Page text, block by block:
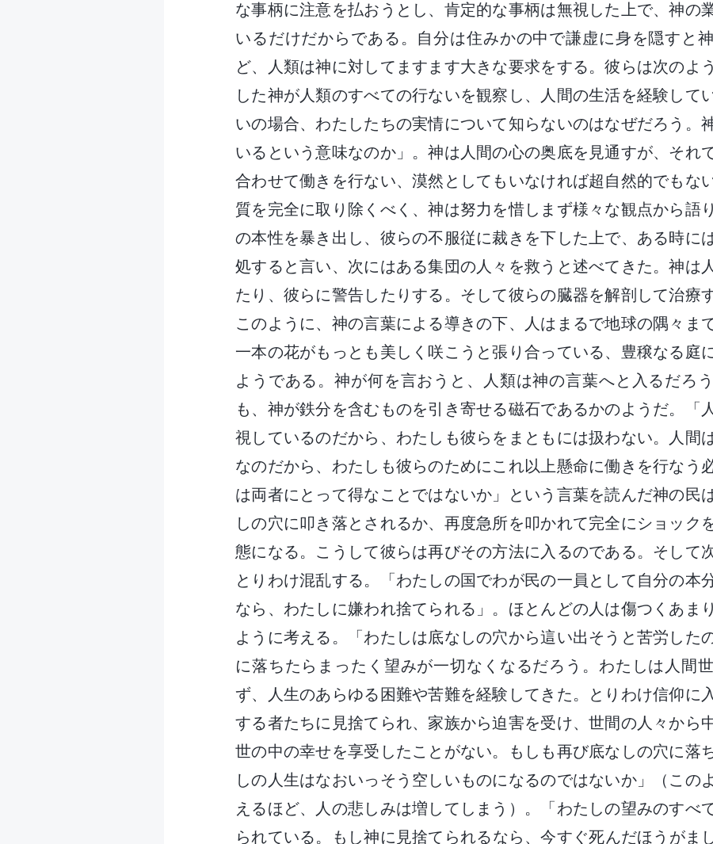
な事柄に注意を払おうとし、肯定的な事柄は無視した上で、神の
いるだけだからである。自分は住みかの中で謙虚に身を隠すと
ど、人類は神に対してますます大きな要求をする。彼らは次のよ
した神が人類のすべての行ないを観察し、人間の生活を経験して
いの場合、わたしたちの実情について知らないのはなぜだろう。
いるという意味なのか」。神は人間の心の奥底を見通すが、それ
合わせて働きを行ない、漠然としてもいなければ超自然的でもな
質を完全に取り除くべく、神は努力を惜しまず様々な観点から語
の本性を暴き出し、彼らの不服従に裁きを下した上で、ある時に
処すると言い、次にはある集団の人々を救うと述べてきた。神は
たり、彼らに警告したりする。そして彼らの臓器を解剖して治療
このように、神の言葉による導きの下、人はまるで地球の隅々ま
一本の花がもっとも美しく咲こうと張り合っている、豊穣なる庭
ようである。神が何を言おうと、人類は神の言葉へと入るだろ
も、神が鉄分を含むものを引き寄せる磁石であるかのようだ。「
視しているのだから、わたしも彼らをまともには扱わない。人間
なのだから、わたしも彼らのためにこれ以上懸命に働きを行なう
は両者にとって得なことではないか」という言葉を読んだ神の民
しの穴に叩き落とされるか、再度急所を叩かれて完全にショック
態になる。こうして彼らは再びその方法に入るのである。そして
とりわけ混乱する。「わたしの国でわが民の一員として自分の本
なら、わたしに嫌われ捨てられる」。ほとんどの人は傷つくあま
ように考える。「わたしは底なしの穴から這い出そうと苦労した
に落ちたらまったく望みが一切なくなるだろう。わたしは人間
ず、人生のあらゆる困難や苦難を経験してきた。とりわけ信仰に
する者たちに見捨てられ、家族から迫害を受け、世間の人々から
世の中の幸せを享受したことがない。もしも再び底なしの穴に落
しの人生はなおいっそう空しいものになるのではないか」（この
えるほど、人の悲しみは増してしまう）。「わたしの望みのすべ
られている。もし神に見捨てられるなら、今すぐ死んだほうがま